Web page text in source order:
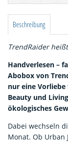
Beschreibung
TrendRaider
Handverlesen –
Abobox von
nur eine
Beauty und
ökologisches
Dabei wechseln
Monat. Ob Urban